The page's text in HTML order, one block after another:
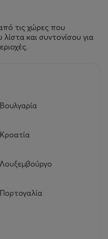
τις χώρες που
και συντονίσου για
Βουλγαρία
Κροατία
Λουξεμβούργο
Πορτογαλία